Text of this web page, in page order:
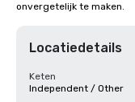
onvergetelijk te maken.
Locatiedetails
Keten
Independent / Other